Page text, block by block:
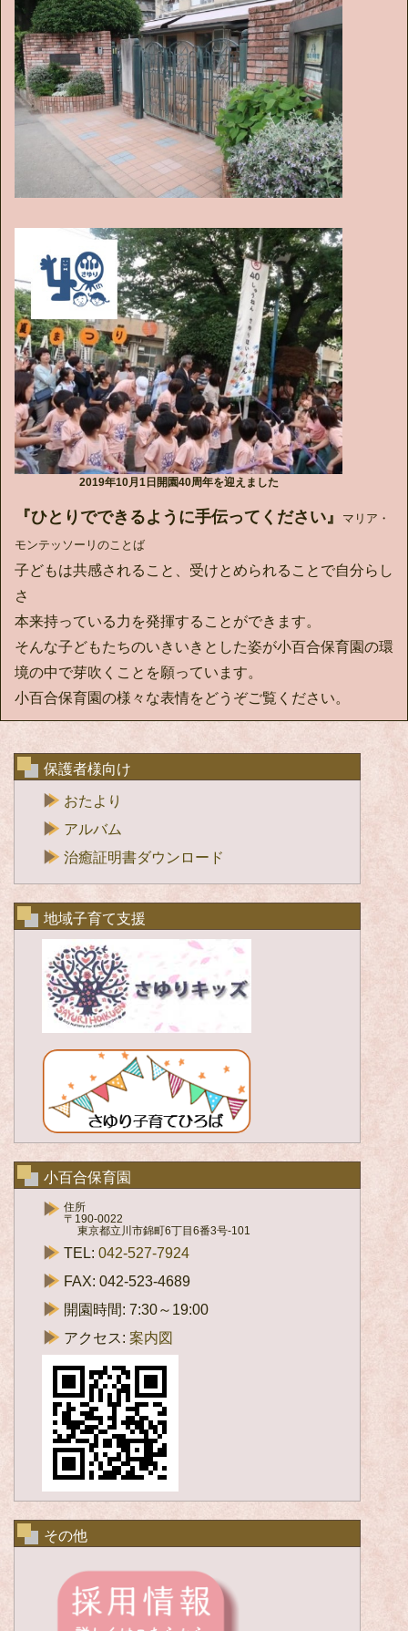
2019年10月1日開園40周年を迎えました
『ひとりでできるように手伝ってください』
マリア・
モンテッソーリのことば
子どもは共感されること、受けとめられることで自分らし
さ
本来持っている力を発揮することができます。
そんな子どもたちのいきいきとした姿が小百合保育園の環
境の中で芽吹くことを願っています。
小百合保育園の様々な表情をどうぞご覧ください。
保護者様向け
おたより
アルバム
治癒証明書ダウンロード
地域子育て支援
小百合保育園
住所
〒190-0022
東京都立川市錦町6丁目6番3号-101
TEL: 042-527-7924
FAX: 042-523-4689
開園時間: 7:30～19:00
アクセス: 案内図
その他